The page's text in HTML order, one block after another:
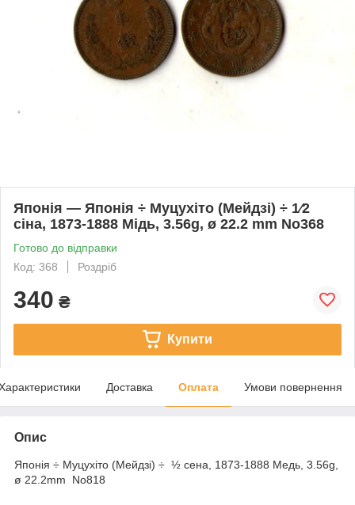
Японія — Японія ÷ Муцухіто (Мейдзі) ÷ 1⁄2
сіна, 1873-1888 Мідь, 3.56g, ø 22.2 mm No368
Готово до відправки
Код: 368
Роздріб
340 ₴
Купити
Доставка Оплата Умови повернення
Опис
Японія ÷ Муцухіто (Мейдзі) ÷ ½ сена, 1873-1888 Медь, 3.56g,
ø 22.2mm No818